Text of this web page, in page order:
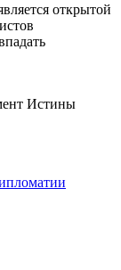
открытой
Истины